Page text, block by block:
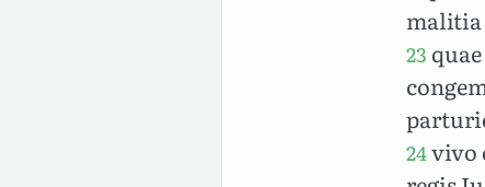
23
24vivo